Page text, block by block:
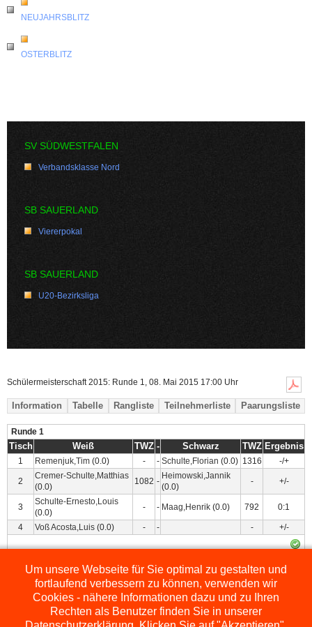
NEUJAHRSBLITZ
OSTERBLITZ
SV SÜDWESTFALEN
Verbandsklasse Nord
SB SAUERLAND
Viererpokal
SB SAUERLAND
U20-Bezirksliga
Schülermeisterschaft 2015: Runde 1, 08. Mai 2015 17:00 Uhr
Information Tabelle Rangliste Teilnehmerliste Paarungsliste
Runde 1
Tisch Weiß TWZ - Schwarz TWZ Ergebnis
1 Remenjuk,Tim (0.0) - - Schulte,Florian (0.0) 1316 -/+
2
Cremer-Schulte,Matthias
(0.0)
1082 -
Heimowski,Jannik
(0.0)
- +/-
3
Schulte-Ernesto,Louis
(0.0)
- - Maag,Henrik (0.0) 792 0:1
4 Voß Acosta,Luis (0.0) - - - +/-
Powered by ChessLeagueManager
Um unsere Webseite für Sie optimal zu gestalten und
fortlaufend verbessern zu können, verwenden wir
Cookies - nähere Informationen dazu und zu Ihren
Rechten als Benutzer finden Sie in unserer